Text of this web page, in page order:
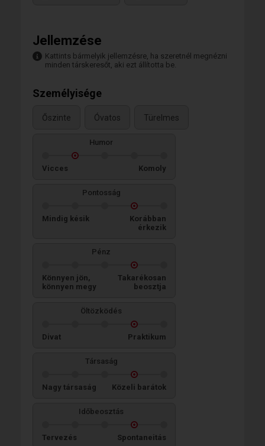
Jellemzése
Kattints bármelyik jellemzésre, ha szeretnél megnézni
minden társkeresőt, aki ezt állította be.
Személyisége
Őszinte Óvatos Türelmes
Humor
Vicces Komoly
Pontosság
Mindig késik
Korábban
érkezik
Pénz
Könnyen jön,
könnyen megy
Takarékosan
beosztja
Öltözködés
Divat Praktikum
Társaság
Nagy társaság Közeli barátok
Időbeosztás
Tervezés Spontaneitás